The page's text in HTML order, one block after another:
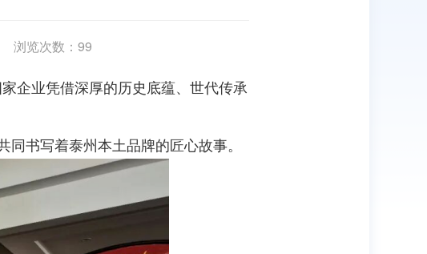
浏览次数： 99
企业凭借深厚的历史底蕴、世代传承
书写着泰州本土品牌的匠心故事。